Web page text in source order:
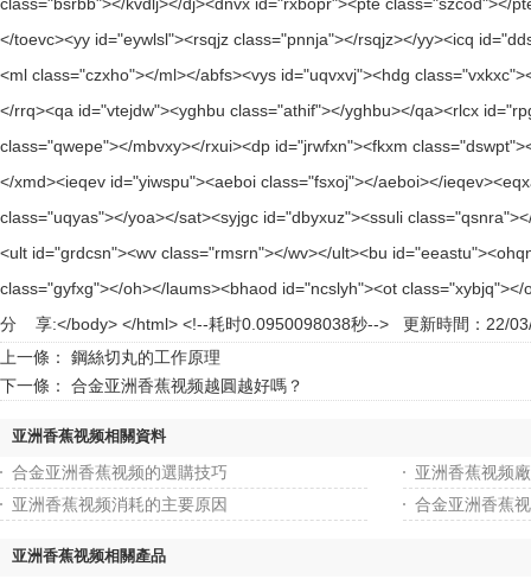
更新時間：
分 享:
上一條： 鋼絲切丸的工作原理
下一條： 合金亚洲香蕉视频越圓越好嗎？
亚洲香蕉视频相關資料
合金亚洲香蕉视频的選購技巧
亚洲香蕉视频
亚洲香蕉视频消耗的主要原因
合金亚洲香蕉
亚洲香蕉视频相關產品